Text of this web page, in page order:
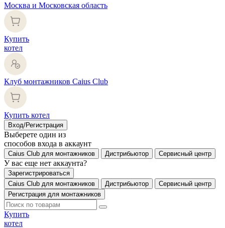
Москва и Московская область
Купить
котел
Клуб монтажников Caius Club
Купить котел
Вход/Регистрация
Выберете один из
способов входа в аккаунт
Caius Club для монтажников Дистрибьютор Сервисный центр
У вас еще нет аккаунта?
Зарегистрироваться
Caius Club для монтажников
Дистрибьютор
Сервисный центр
Регистрация для монтажников
Купить
котел